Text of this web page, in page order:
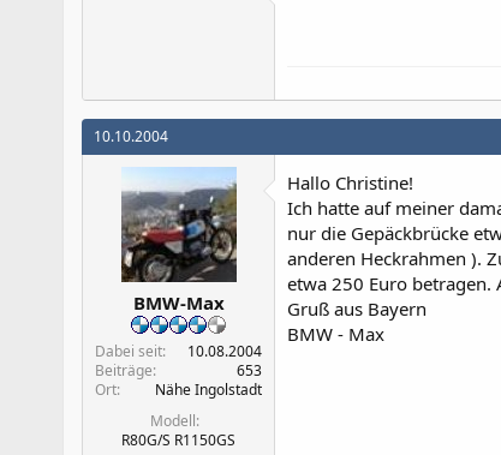
10.10.2004
BMW-Max
Dabei seit
10.08.2004
Beiträge
653
Ort
Nähe Ingolstadt
Modell
R80G/S R1150GS
Hallo Christine!
Ich hatte auf meiner
nur die Gepäckbrücke
anderen Heckrahmen ).
etwa 250 Euro betragen.
Gruß aus Bayern
BMW - Max